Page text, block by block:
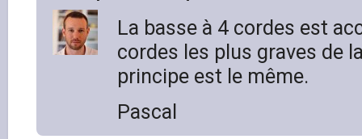
La basse à 4 cordes est
cordes les plus graves de
principe est le même.
Pascal